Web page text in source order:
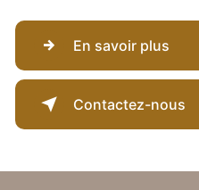
En savoir plus
Contactez-nous